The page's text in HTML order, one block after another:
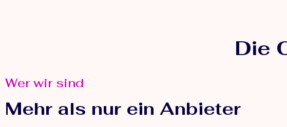
Die
Wer wir sind
Mehr als nur ein Anbieter